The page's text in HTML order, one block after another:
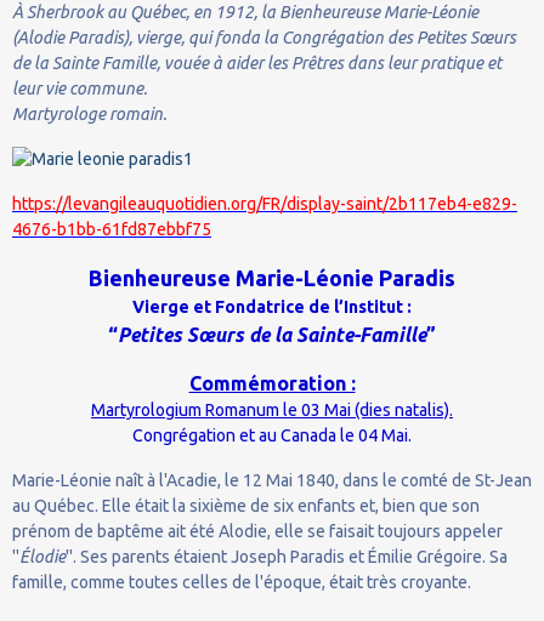
À Sherbrook au Québec, en 1912, la Bienheureuse Marie-Léonie
(Alodie Paradis), vierge, qui fonda la Congrégation des Petites Sœurs
de la Sainte Famille, vouée à aider les Prêtres dans leur pratique et
leur vie commune.
Martyrologe romain.
https://levangileauquotidien.org/FR/display-saint/2b117eb4-e829-
4676-b1bb-61fd87ebbf75
Bienheureuse Marie-Léonie Paradis
Vierge et Fondatrice de l’Institut :
“Petites Sœurs de la Sainte-Famille”
Commémoration :
Martyrologium Romanum le 03 Mai (dies natalis).
Congrégation et au Canada le 04 Mai.
Marie-Léonie naît à l'Acadie, le 12 Mai 1840, dans le comté de St-Jean
au Québec. Elle était la sixième de six enfants et, bien que son
prénom de baptême ait été Alodie, elle se faisait toujours appeler
''Élodie''. Ses parents étaient Joseph Paradis et Émilie Grégoire. Sa
famille, comme toutes celles de l'époque, était très croyante.